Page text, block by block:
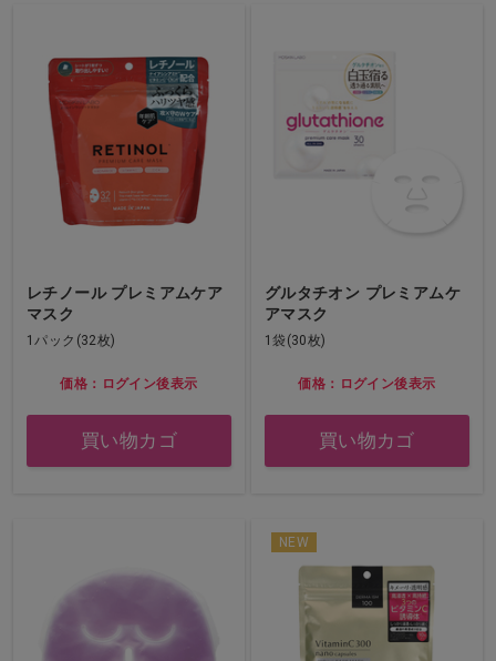
レチノール プレミアムケア
マスク
1パック(32枚)
価格：ログイン後表示
買い物カゴ
グルタチオン プレミアムケ
アマスク
1袋(30枚)
価格：ログイン後表示
買い物カゴ
NEW